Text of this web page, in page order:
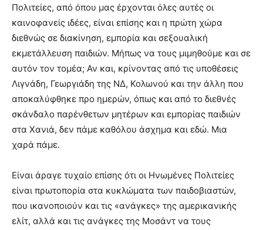
Πολιτείες, από όπου μας έρχονται όλες αυτές οι
καινοφανείς ιδέες, είναι επίσης και η πρώτη χώρα
διεθνώς σε διακίνηση, εμπορία και σεξουαλική
εκμετάλλευση παιδιών. Μήπως να τους μιμηθούμε και σε
αυτόν τον τομέα; Αν και, κρίνοντας από τις υποθέσεις
Λιγνάδη, Γεωργιάδη της ΝΔ, Κολωνού και την άλλη που
αποκαλύφθηκε προ ημερών, όπως και από το διεθνές
σκάνδαλο παρένθετων μητέρων και εμπορίας παιδιών
στα Χανιά, δεν πάμε καθόλου άσχημα και εδώ. Μια
χαρά πάμε.
Είναι άραγε τυχαίο επίσης ότι οι Ηνωμένες Πολιτείες
είναι πρωτοπορία στα κυκλώματα των παιδοβιαστών,
που ικανοποιούν και τις «ανάγκες» της αμερικανικής
ελίτ, αλλά και τις ανάγκες της Μοσάντ να τους